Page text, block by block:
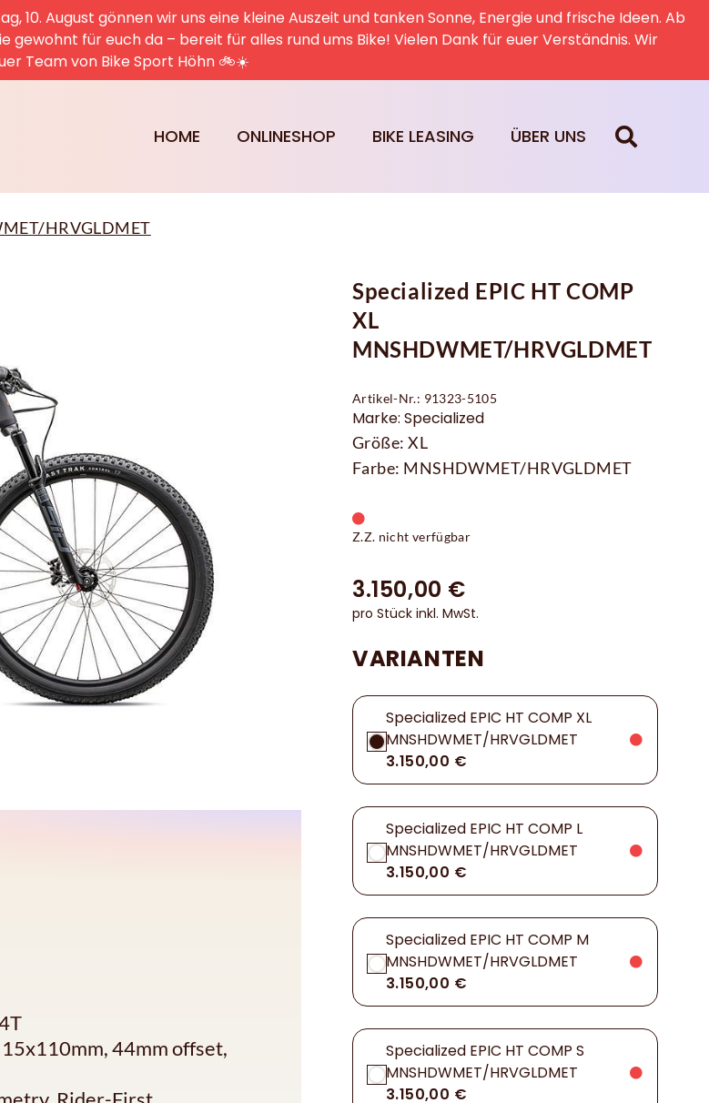
10. August gönnen wir uns eine kleine Auszeit und tanken Sonne, Energie und frische Ideen. Ab
gewohnt für euch da – bereit für alles rund ums Bike! Vielen Dank für euer Verständnis. Wir
Team von Bike Sport Höhn 🚲☀️
HOME ONLINESHOP BIKE LEASING ÜBER UNS
HRVGLDMET
15x110mm, 44mm offset,
Specialized EPIC HT COMP
XL
MNSHDWMET/HRVGLDMET
Artikel-Nr.: 91323-5105
Marke: Specialized
Größe: XL
Farbe: MNSHDWMET/HRVGLDMET
Z.Z. nicht verfügbar
3.150,00 €
pro Stück inkl. MwSt.
VARIANTEN
Specialized EPIC HT COMP XL
MNSHDWMET/HRVGLDMET
3.150,00 €
Specialized EPIC HT COMP L
MNSHDWMET/HRVGLDMET
3.150,00 €
Specialized EPIC HT COMP M
MNSHDWMET/HRVGLDMET
3.150,00 €
Specialized EPIC HT COMP S
MNSHDWMET/HRVGLDMET
3.150,00 €